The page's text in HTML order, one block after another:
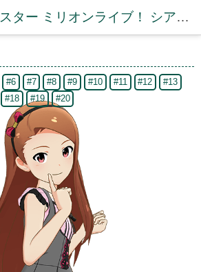
アイドルマスター ミリオンライブ！ シアターデイズDB【ミリシタDB】
#6 #7 #8 #9 #10 #11 #12
#13
#18 #19 #20